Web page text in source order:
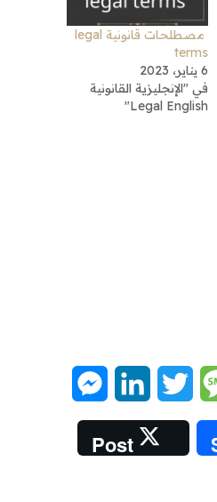
مصطلحات قانونية legal
terms
6 يناير، 2023
في "الإنجليزية القانونية
Legal English"
Message
Twitter
LinkedIn
Post